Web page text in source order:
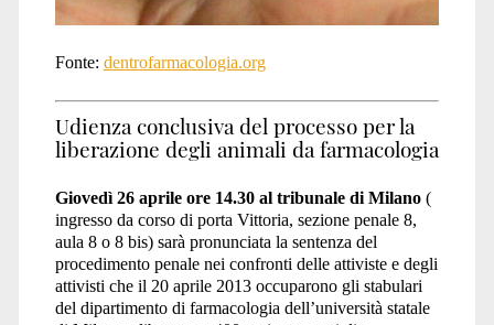
Fonte: dentrofarmacologia.org
Udienza conclusiva del processo per la
liberazione degli animali da farmacologia
Giovedì 26 aprile ore 14.30 al tribunale di Milano(
ingresso da corso di porta Vittoria, sezione penale 8,
aula 8 o 8 bis) sarà pronunciata la sentenza del
procedimento penale nei confronti delle attiviste e degli
attivisti che il 20 aprile 2013 occuparono gli stabulari
del dipartimento di farmacologia dell’università statale